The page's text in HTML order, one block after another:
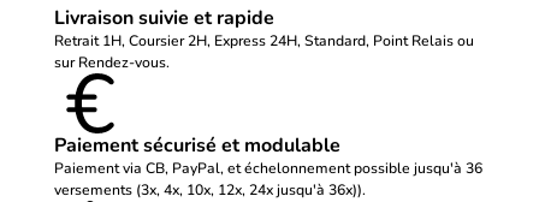
Livraison suivie et rapide
Retrait 1H, Coursier 2H, Express 24H, Standard, Point Relais ou
sur Rendez-vous.
Paiement sécurisé et modulable
Paiement via CB, PayPal, et échelonnement possible jusqu'à 36
versements (3x, 4x, 10x, 12x, 24x jusqu'à 36x)).